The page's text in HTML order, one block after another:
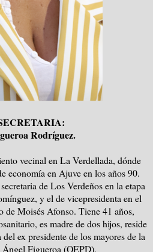
Rodríguez.
vecinal en La Verdellada, dónde
economía en Ajuve en los años 90.
de Los Verdeños en la etapa
y el de vicepresidenta en el
de Moisés Afonso. Tiene 41 años,
es madre de dos hijos, reside
ex presidente de los mayores de la
Figueroa (QEPD).